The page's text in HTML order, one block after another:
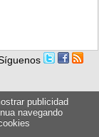
publicidad
navegando